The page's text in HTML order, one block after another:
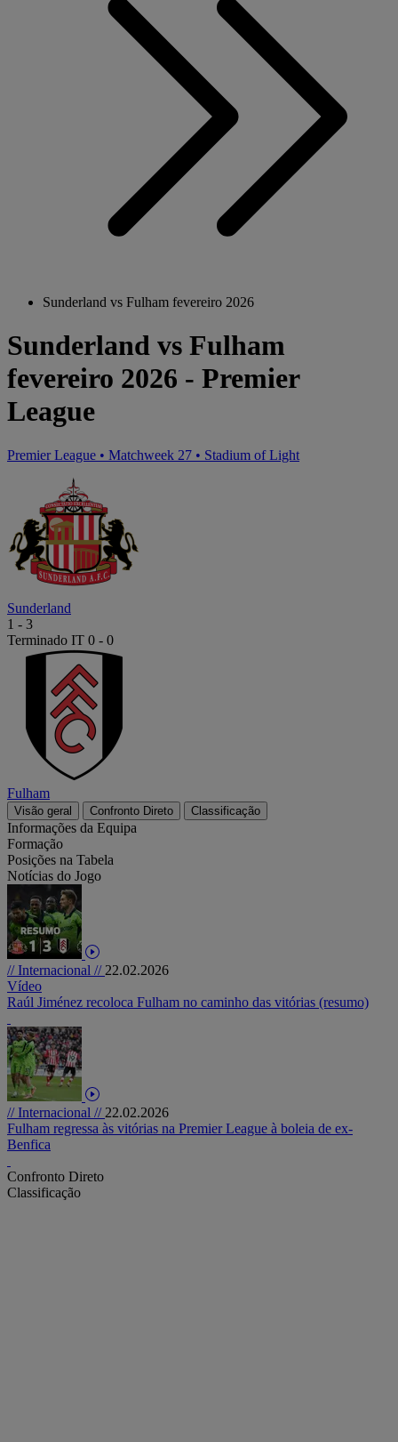
Sunderland vs Fulham fevereiro 2026
Sunderland vs Fulham
fevereiro 2026 - Premier
League
Premier League • Matchweek 27 • Stadium of Light
Sunderland
1 - 3
Terminado IT 0 - 0
Fulham
Visão geral Confronto Direto Classificação
Informações da Equipa
Formação
Posições na Tabela
Notícias do Jogo
// Internacional // 22.02.2026
Vídeo
Raúl Jiménez recoloca Fulham no caminho das vitórias (resumo)
// Internacional // 22.02.2026
Fulham regressa às vitórias na Premier League à boleia de ex-
Benfica
Confronto Direto
Classificação